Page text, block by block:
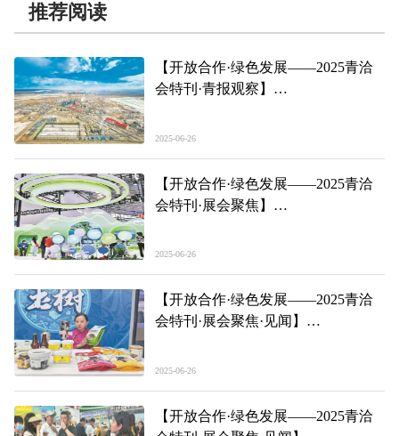
推荐阅读
【开放合作·绿色发展——2025青洽
会特刊·青报观察】
2025-06-26
【开放合作·绿色发展——2025青洽
会特刊·展会聚焦】
美青海
2025-06-26
【开放合作·绿色发展——2025青洽
会特刊·展会聚焦·见闻】
2025-06-26
【开放合作·绿色发展——2025青洽